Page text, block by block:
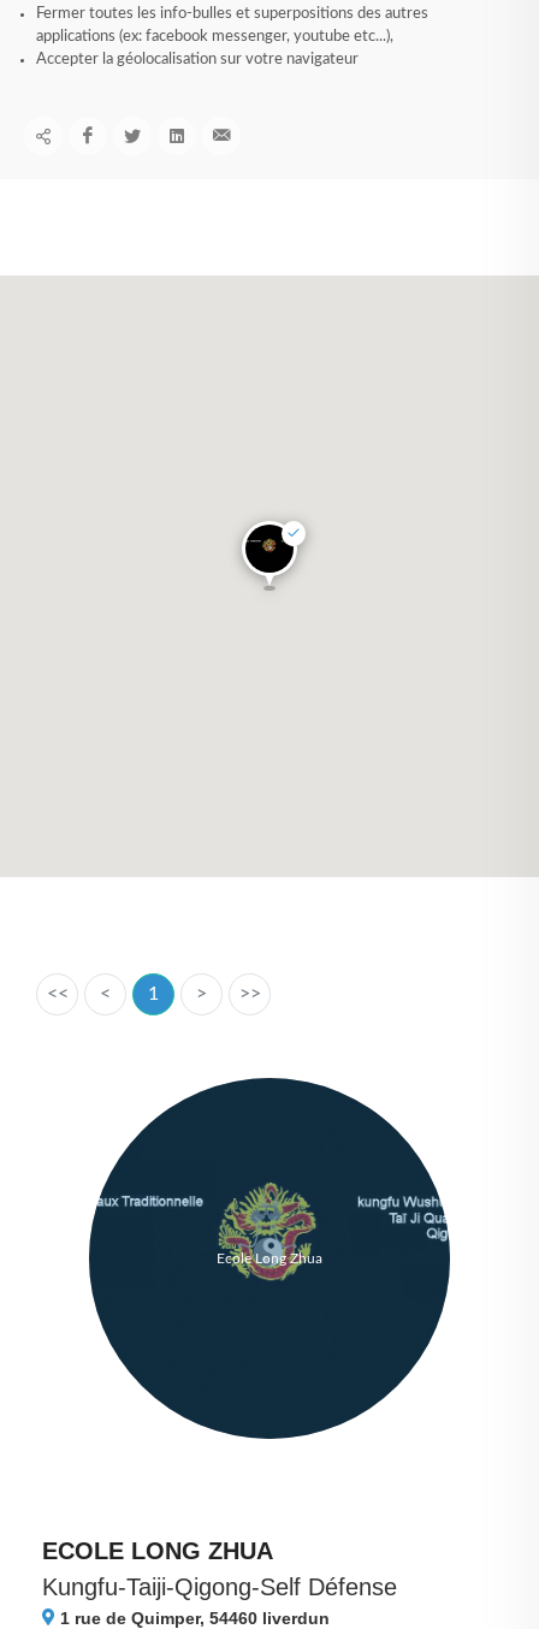
Fermer toutes les info-bulles et superpositions des autres
applications (ex: facebook messenger, youtube etc...),
Accepter la géolocalisation sur votre navigateur
<< < 1 > >>
Ecole Long Zhua
ECOLE LONG ZHUA
Kungfu-Taiji-Qigong-Self Défense
1 rue de Quimper, 54460 liverdun